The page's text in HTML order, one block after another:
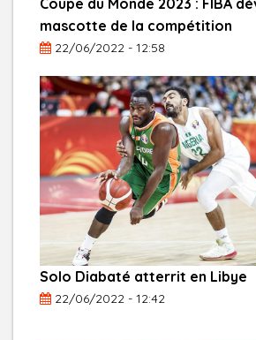
mascotte de la compétition
22/06/2022 - 12:58
Solo Diabaté atterrit en Libye
22/06/2022 - 12:42